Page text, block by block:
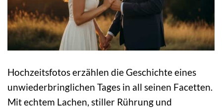
Hochzeitsfotos erzählen die Geschichte eines
unwiederbringlichen Tages in all seinen Facetten.
Mit echtem Lachen, stiller Rührung und